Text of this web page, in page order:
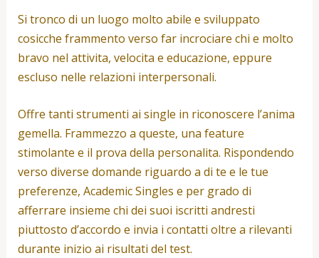
Si tronco di un luogo molto abile e sviluppato
cosicche frammento verso far incrociare chi e molto
bravo nel attivita, velocita e educazione, eppure
escluso nelle relazioni interpersonali.
Offre tanti strumenti ai single in riconoscere l’anima
gemella. Frammezzo a queste, una feature
stimolante e il prova della personalita. Rispondendo
verso diverse domande riguardo a di te e le tue
preferenze, Academic Singles e per grado di
afferrare insieme chi dei suoi iscritti andresti
piuttosto d’accordo e invia i contatti oltre a rilevanti
durante inizio ai risultati del test.